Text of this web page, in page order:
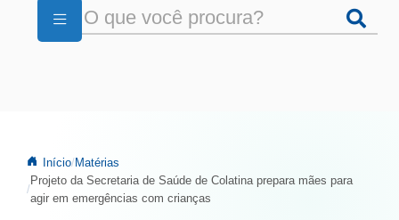
Início Matérias
Projeto da Secretaria de Saúde de Colatina prepara mães para
agir em emergências com crianças